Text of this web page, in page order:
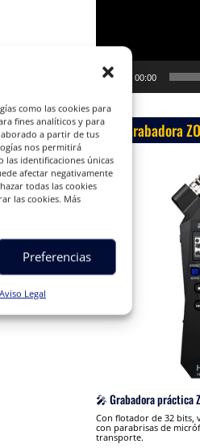
como las cookies para
fines analíticos y para
a partir de tus
nos permitirá
las identificaciones únicas
afectar negativamente
todas las cookies
las cookies. Más
Preferencias
Aviso Legal
00:00
💥 Grabadora
🎤 Grabadora práctica
Con flotador de 32 bits,
con parabrisas de
transporte.